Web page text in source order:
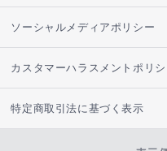
ソーシャルメディアポリシー
カスタマーハラスメントポリシ
特定商取引法に基づく表示